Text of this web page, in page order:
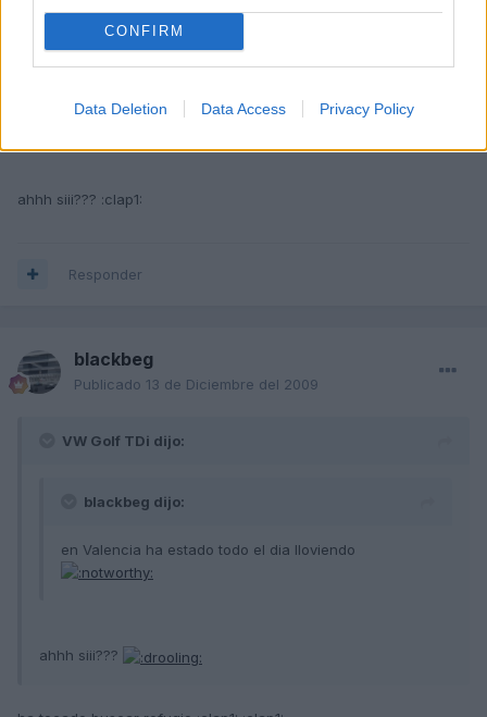
CONFIRM
Data Deletion Data Access Privacy Policy
Publicado13 de Diciembre del 2009
blackbeg dijo:
en Valencia ha estado todo el dia lloviendo
ahhh siii??? :clap1:
Responder
blackbeg
Publicado 13 de Diciembre del 2009
VW Golf TDi dijo:
blackbeg dijo:
en Valencia ha estado todo el dia lloviendo
ahhh siii???